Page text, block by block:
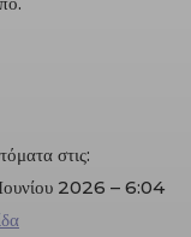
στις:
2026 – 6:04